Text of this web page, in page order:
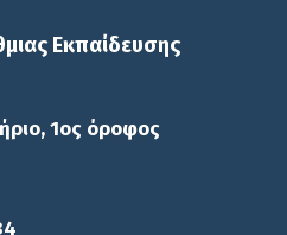
Εκπαίδευσης
1ος όροφος